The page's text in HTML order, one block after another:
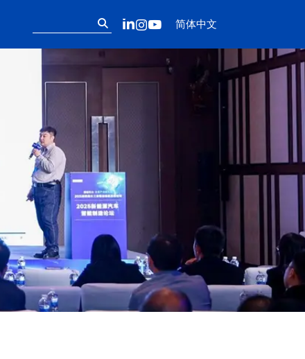
Follow us on
LinkedIn
Instagram
YouTube
简体中文